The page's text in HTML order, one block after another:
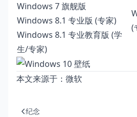
Windows 7 旗舰版
Windows 8.1 专业版 (专家)
Windows 8.1 专业教育版 (学
生/专家)
(
本文来源于： 微软
纪念